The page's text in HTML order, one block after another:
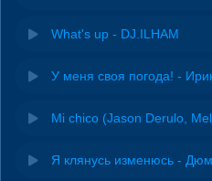
What's up - DJ.ILHAM
У меня своя погода! -
Я клянусь изменюсь -